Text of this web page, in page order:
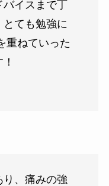
バイスまで丁
ても勉強に
重ねていった
り、痛みの強